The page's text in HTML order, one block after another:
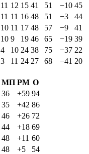
11 12 15 41 51 −10 45
11 11 16 48 51 −3
44
10 11 17 48 57 −9
41
10 9 19 46 65 −19 39
4 10 24 38 75 −37 22
3 11 24 27 68 −41 20
МП РМ О
36 +59 94
35 +42 86
46 +26 72
44 +18 69
48 +11 60
48 +5
54